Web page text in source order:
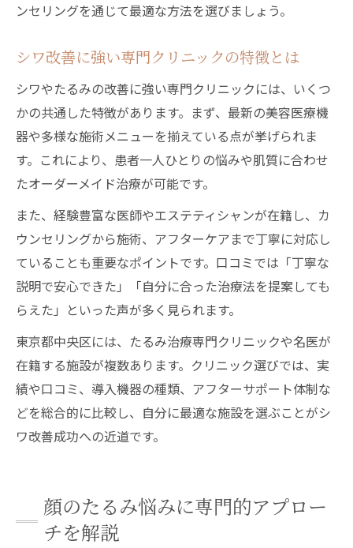
ンセリングを通じて最適な方法を選びましょう。
シワ改善に強い専門クリニックの特徴とは
シワやたるみの改善に強い専門クリニックには、いくつ
かの共通した特徴があります。まず、最新の美容医療機
器や多様な施術メニューを揃えている点が挙げられま
す。これにより、患者一人ひとりの悩みや肌質に合わせ
たオーダーメイド治療が可能です。
また、経験豊富な医師やエステティシャンが在籍し、カ
ウンセリングから施術、アフターケアまで丁寧に対応し
ていることも重要なポイントです。口コミでは「丁寧な
説明で安心できた」「自分に合った治療法を提案しても
らえた」といった声が多く見られます。
東京都中央区には、たるみ治療専門クリニックや名医が
在籍する施設が複数あります。クリニック選びでは、実
績や口コミ、導入機器の種類、アフターサポート体制な
どを総合的に比較し、自分に最適な施設を選ぶことがシ
ワ改善成功への近道です。
顔のたるみ悩みに専門的アプロー
チを解説